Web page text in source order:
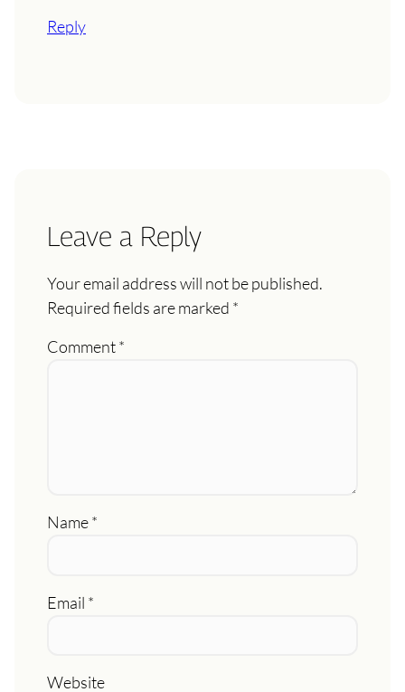
Reply
Leave a Reply
Your email address will not be published.
Required fields are marked *
Comment*
Name*
Email *
Website